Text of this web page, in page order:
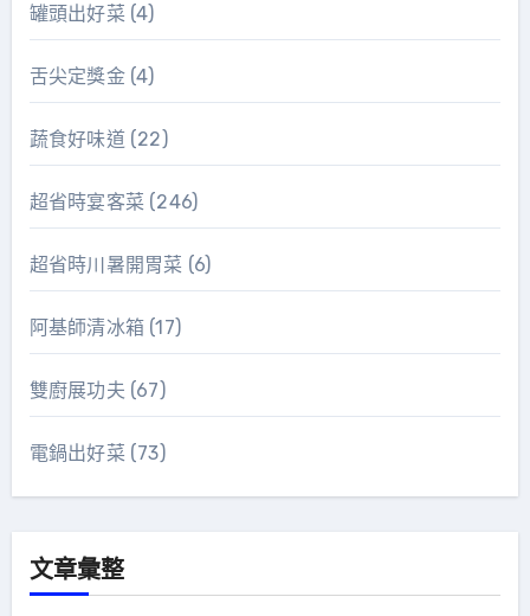
罐頭出好菜 (4)
舌尖定獎金(4)
蔬食好味道 (22)
超省時宴客菜 (246)
超省時川暑開胃菜 (6)
阿基師清冰箱(17)
雙廚展功夫 (67)
電鍋出好菜 (73)
文章彙整